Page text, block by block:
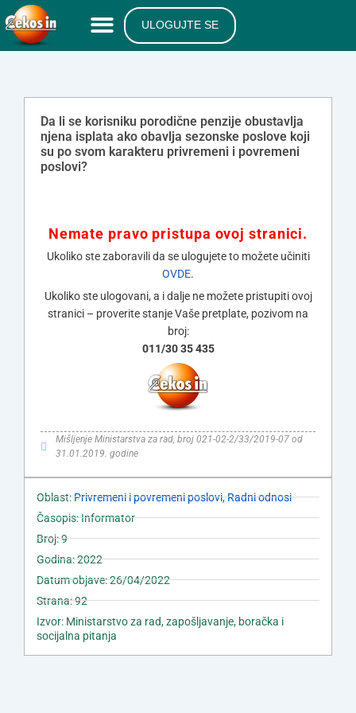
ULOGUJTE SE
Da li se korisniku porodične penzije obustavlja
njena isplata ako obavlja sezonske poslove koji
su po svom karakteru privremeni i povremeni
poslovi?
Nemate pravo pristupa ovoj stranici.
Ukoliko ste zaboravili da se ulogujete to možete učiniti
OVDE.
Ukoliko ste ulogovani, a i dalje ne možete pristupiti ovoj
stranici – proverite stanje Vaše pretplate, pozivom na
broj:
011/30 35 435
Mišljenje Ministarstva za rad, broj 021-02-2/33/2019-07 od
31.01.2019. godine
Oblast:Privremeni i povremeni poslovi,Radni odnosi
Časopis: Informator
Broj: 9
Godina: 2022
Datum objave: 26/04/2022
Strana: 92
Izvor: Ministarstvo za rad, zapošljavanje, boračka i
socijalna pitanja